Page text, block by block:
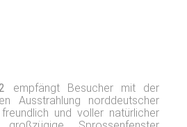
empfängt Besucher mit der
Ausstrahlung norddeutscher
und voller natürlicher